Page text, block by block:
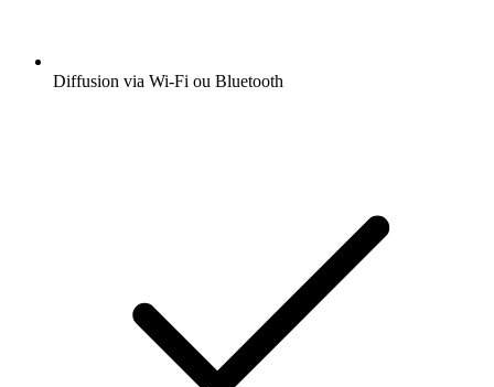
Diffusion via Wi-Fi ou Bluetooth